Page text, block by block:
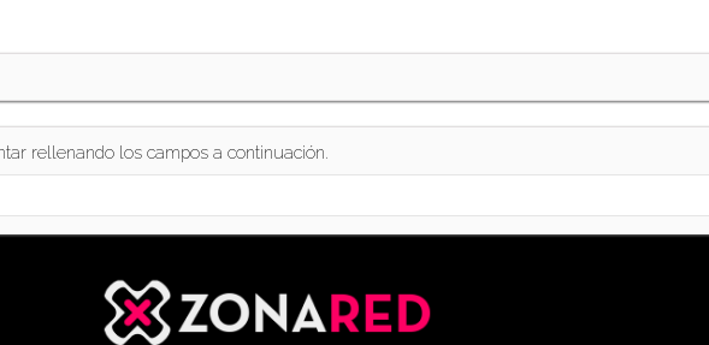
rellenando los campos a continuación.